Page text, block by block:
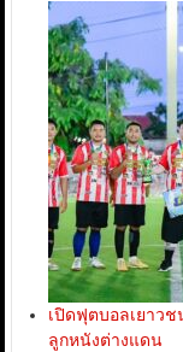
เปิดฟุตบอลเยาว
ลูกหนังต่างแดน